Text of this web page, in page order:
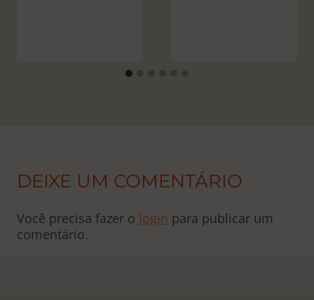
DEIXE UM COMENTÁRIO
Você precisa fazer o login para publicar um
comentário.